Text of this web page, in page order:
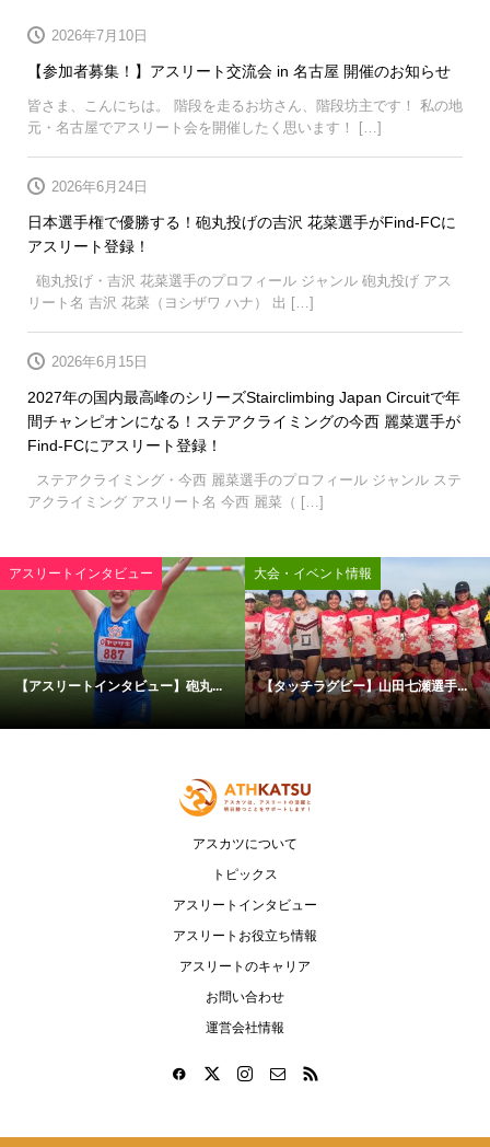
【参加者募集！】アスリート交流会 in 名古屋 開催のお知らせ
2026年7月10日
皆さま、こんにちは。 階段を走るお坊さん、階段坊主です！ 私の地
元・名古屋でアスリート会を開催したく思います！ […]
日本選手権で優勝する！砲丸投げの吉沢 花菜選手がFind-FCに
アスリート登録！
2026年6月24日
砲丸投げ・吉沢 花菜選手のプロフィール ジャンル 砲丸投げ アス
リート名 吉沢 花菜（ヨシザワ ハナ） 出 […]
2027年の国内最高峰のシリーズStairclimbing Japan Circuitで年
間チャンピオンになる！ステアクライミングの今西 麗菜選手が
Find-FCにアスリート登録！
2026年6月15日
ステアクライミング・今西 麗菜選手のプロフィール ジャンル ステ
アクライミング アスリート名 今西 麗菜（ […]
報
ー】山田七瀬選手...
【PR】
アスリートサポートのプラットフォ
【モータース
アスカツについて
トピックス
アスリートインタビュー
アスリートお役立ち情報
アスリートのキャリア
お問い合わせ
運営会社情報